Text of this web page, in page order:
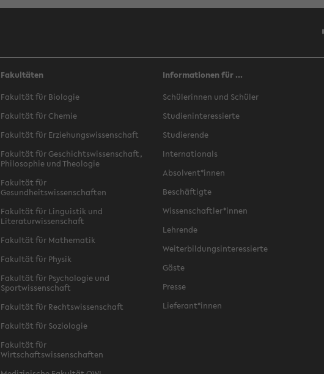
Fakultäten
Fakultät für Biologie
Fakultät für Chemie
Fakultät für Erziehungswissenschaft
Fakultät für Geschichtswissenschaft,
Philosophie und Theologie
Fakultät für
Gesundheitswissenschaften
Fakultät für Linguistik und
Literaturwissenschaft
Fakultät für Mathematik
Fakultät für Physik
Fakultät für Psychologie und
Sportwissenschaft
Fakultät für Rechtswissenschaft
Fakultät für Soziologie
Fakultät für
Wirtschaftswissenschaften
Informationen für ...
Schülerinnen und Schüler
Studieninteressierte
Studierende
Internationals
Absolvent*innen
Beschäftigte
Wissenschaftler*innen
Lehrende
Weiterbildungsinteressierte
Gäste
Presse
Lieferant*innen